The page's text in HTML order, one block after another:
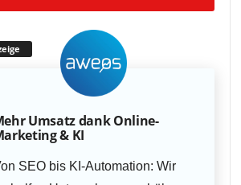
Umsatz dank Online-
& KI
SEO bis KI-Automation: Wir